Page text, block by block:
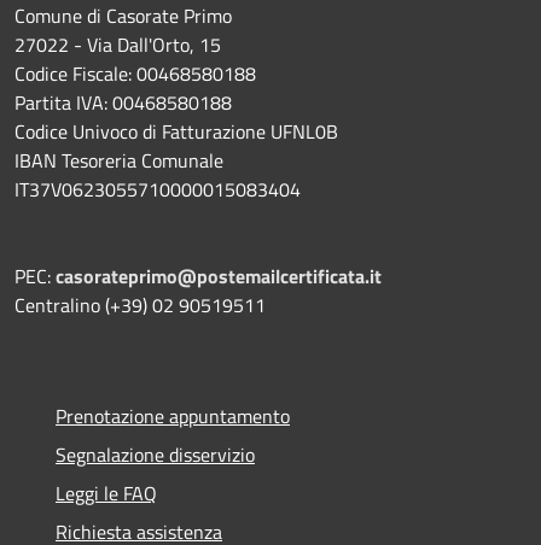
Comune di Casorate Primo
27022 - Via Dall'Orto, 15
Codice Fiscale: 00468580188
Partita IVA: 00468580188
Codice Univoco di Fatturazione UFNL0B
IBAN Tesoreria Comunale
IT37V0623055710000015083404
PEC:casorateprimo@postemailcertificata.it
Centralino (+39) 02 90519511
Prenotazione appuntamento
Segnalazione disservizio
Leggi le FAQ
Richiesta assistenza